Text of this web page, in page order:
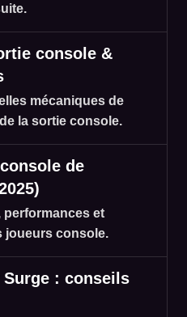
console &
mécaniques de
la sortie console.
de
performances et
joueurs console.
: conseils